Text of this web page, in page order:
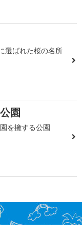
選ばれた桜の名所
園
を擁する公園